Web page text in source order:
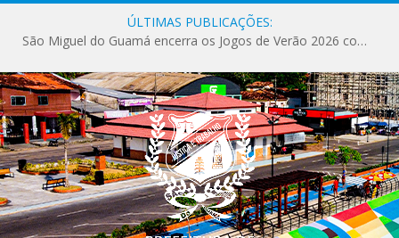
ÚLTIMAS PUBLICAÇÕES:
São Miguel do Guamá encerra os Jogos de Verão 2026 com sucesso de público e competições.